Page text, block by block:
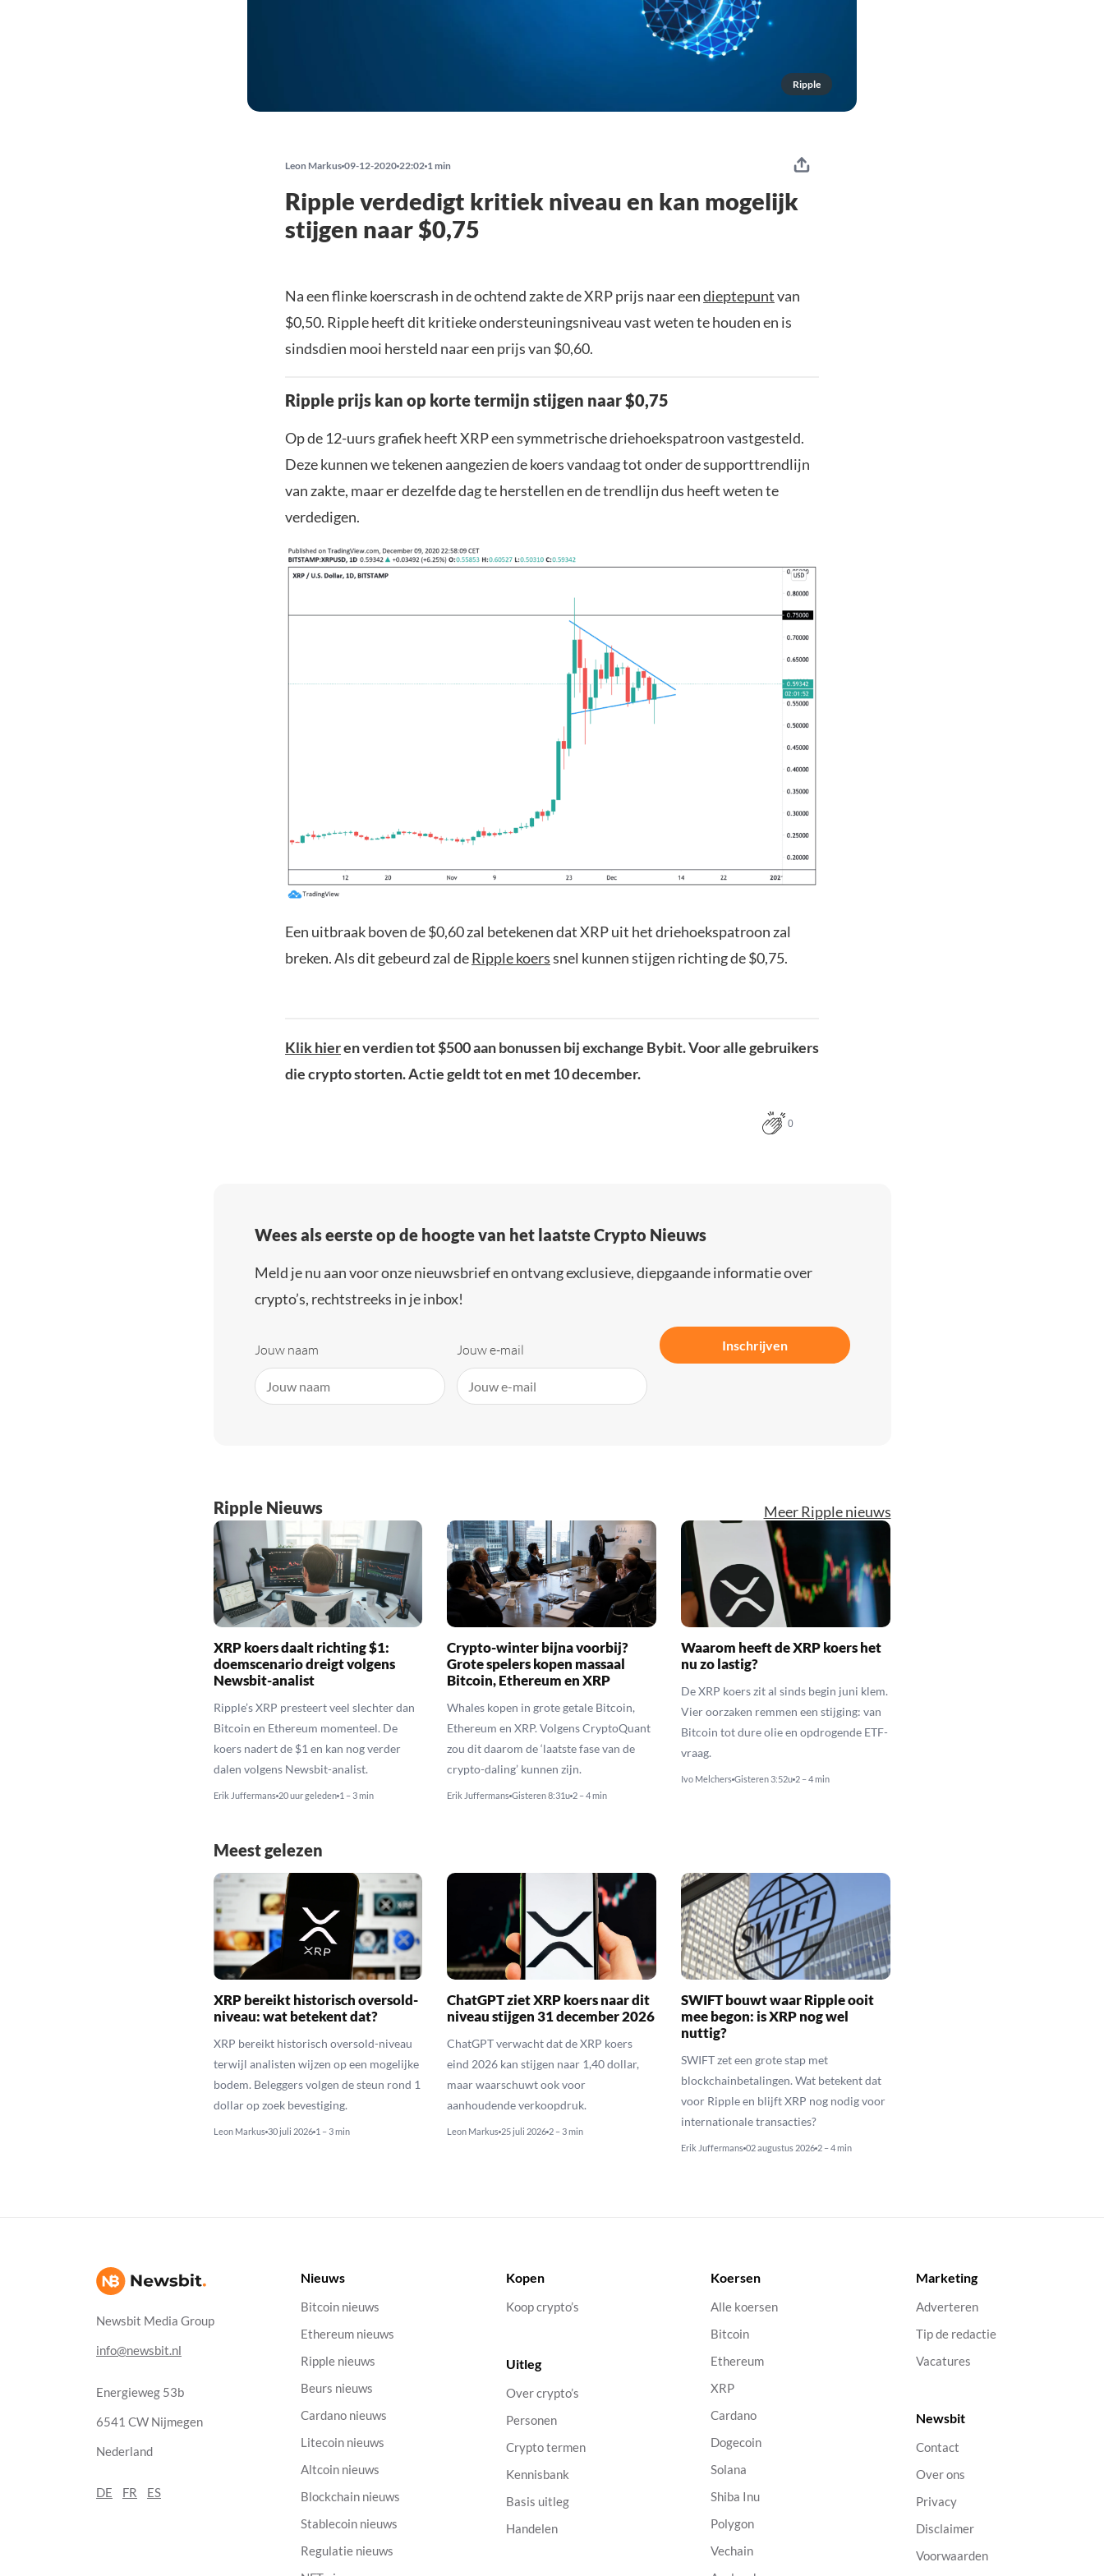
Ripple
Leon Markus 09-12-2020 22:02 1 min
Ripple verdedigt kritiek niveau en kan mogelijk
stijgen naar $0,75
Na een flinke koerscrash in de ochtend zakte de XRP prijs naar eendieptepuntvan
$0,50. Ripple heeft dit kritieke ondersteuningsniveau vast weten te houden en is
sindsdien mooi hersteld naar een prijs van $0,60.
Ripple prijs kan op korte termijn stijgen naar $0,75
Op de 12-uurs grafiek heeft XRP een symmetrische driehoekspatroon vastgesteld.
Deze kunnen we tekenen aangezien de koers vandaag tot onder de supporttrendlijn
van zakte, maar er dezelfde dag te herstellen en de trendlijn dus heeft weten te
verdedigen.
Een uitbraak boven de $0,60 zal betekenen dat XRP uit het driehoekspatroon zal
breken. Als dit gebeurd zal deRipple koerssnel kunnen stijgen richting de $0,75.
Klik hieren verdien tot $500 aan bonussen bij exchange Bybit. Voor alle gebruikers
die crypto storten. Actie geldt tot en met 10 december.
0
Wees als eerste op de hoogte van het laatste Crypto Nieuws
Meld je nu aan voor onze nieuwsbrief en ontvang exclusieve, diepgaande informatie over
crypto’s, rechtstreeks in je inbox!
Jouw naam Jouw e-mail Inschrijven
Ripple Nieuws Meer Ripple nieuws
XRP koers daalt richting $1:
doemscenario dreigt volgens
Newsbit-analist
Ripple’s XRP presteert veel slechter dan
Bitcoin en Ethereum momenteel. De
koers nadert de $1 en kan nog verder
dalen volgens Newsbit-analist.
Erik Juffermans 20 uur geleden 1 – 3 min
Crypto-winter bijna voorbij?
Grote spelers kopen massaal
Bitcoin, Ethereum en XRP
Whales kopen in grote getale Bitcoin,
Ethereum en XRP. Volgens CryptoQuant
zou dit daarom de ‘laatste fase van de
crypto-daling’ kunnen zijn.
Erik Juffermans Gisteren 8:31u 2 – 4 min
Waarom heeft de XRP koers het
nu zo lastig?
De XRP koers zit al sinds begin juni klem.
Vier oorzaken remmen een stijging: van
Bitcoin tot dure olie en opdrogende ETF-
vraag.
Ivo Melchers Gisteren 3:52u 2 – 4 min
Meest gelezen
XRP bereikt historisch oversold-
niveau: wat betekent dat?
XRP bereikt historisch oversold-niveau
terwijl analisten wijzen op een mogelijke
bodem. Beleggers volgen de steun rond 1
dollar op zoek bevestiging.
Leon Markus 30 juli 2026 1 – 3 min
ChatGPT ziet XRP koers naar dit
niveau stijgen 31 december 2026
ChatGPT verwacht dat de XRP koers
eind 2026 kan stijgen naar 1,40 dollar,
maar waarschuwt ook voor
aanhoudende verkoopdruk.
Leon Markus 25 juli 2026 2 – 3 min
SWIFT bouwt waar Ripple ooit
mee begon: is XRP nog wel
nuttig?
SWIFT zet een grote stap met
blockchainbetalingen. Wat betekent dat
voor Ripple en blijft XRP nog nodig voor
internationale transacties?
Erik Juffermans 02 augustus 2026 2 – 4 min
Newsbit Media Group
info@newsbit.nl
Energieweg 53b
6541 CW Nijmegen
Nederland
DE FR ES
Nieuws
Bitcoin nieuws
Ethereum nieuws
Ripple nieuws
Beurs nieuws
Cardano nieuws
Litecoin nieuws
Altcoin nieuws
Blockchain nieuws
Stablecoin nieuws
Regulatie nieuws
Kopen
Koop crypto’s
Uitleg
Over crypto’s
Personen
Crypto termen
Kennisbank
Basis uitleg
Handelen
Koersen
Alle koersen
Bitcoin
Ethereum
XRP
Cardano
Dogecoin
Solana
Shiba Inu
Polygon
Vechain
Marketing
Adverteren
Tip de redactie
Vacatures
Newsbit
Contact
Over ons
Privacy
Disclaimer
Voorwaarden